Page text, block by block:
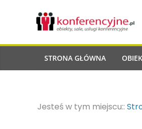
STRONA GŁÓWNA
Jesteś w tym miejscu::